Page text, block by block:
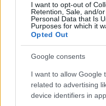
I want to opt-out of
Retention, Sale, and/
Personal Data that Is
Purposes for which it
Opted Out
Google consents
I want to allow Google
related to advertising
device identifiers in
Investeren 24
NL Newz